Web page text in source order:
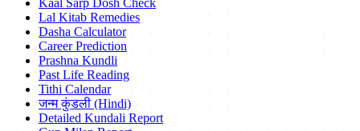
Lal Kitab Remedies
Dasha Calculator
Career Prediction
Prashna Kundli
Past Life Reading
Tithi Calendar
जन्म कुंडली (Hindi)
Detailed Kundali Report